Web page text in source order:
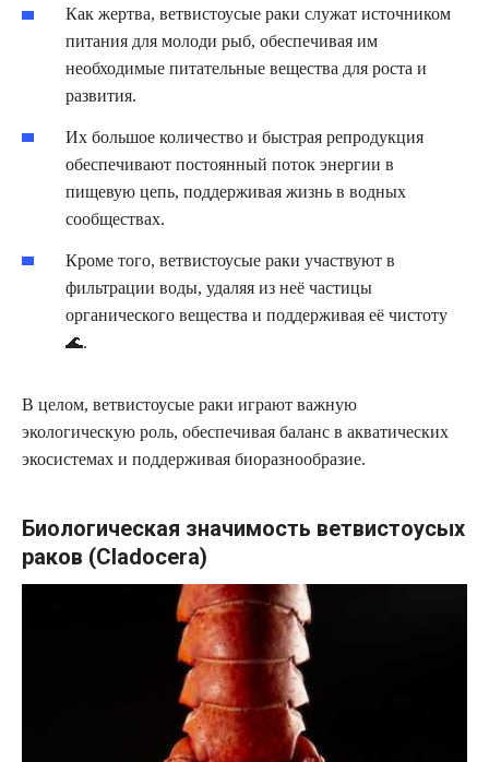
Как жертва, ветвистоусые раки служат источником
питания для молоди рыб, обеспечивая им
необходимые питательные вещества для роста и
развития.
Их большое количество и быстрая репродукция
обеспечивают постоянный поток энергии в
пищевую цепь, поддерживая жизнь в водных
сообществах.
Кроме того, ветвистоусые раки участвуют в
фильтрации воды, удаляя из неё частицы
органического вещества и поддерживая её чистоту
🌊.
В целом, ветвистоусые раки играют важную
экологическую роль, обеспечивая баланс в акватических
экосистемах и поддерживая биоразнообразие.
Биологическая значимость ветвистоусых
раков (Cladocera)